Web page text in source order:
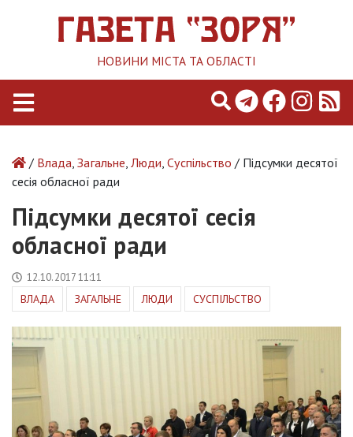
НОВИНИ МІСТА ТА ОБЛАСТІ
/ Влада ,Загальне Люди ,Суспільство / Підсумки десятої
сесія обласної ради
Підсумки десятої сесія
обласної ради
12.10.2017 11:11
ВЛАДА ЗАГАЛЬНЕ ЛЮДИ СУСПІЛЬСТВО